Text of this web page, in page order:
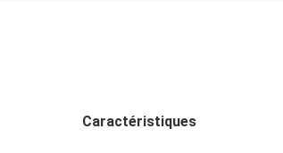
Caractéristiques